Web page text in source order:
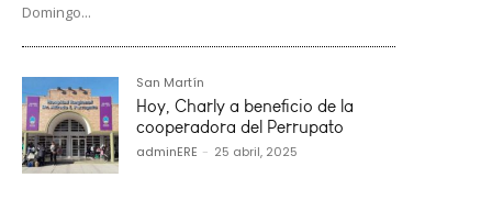
Domingo...
San Martín
Hoy, Charly a beneficio de la
cooperadora del Perrupato
adminERE - 25 abril, 2025